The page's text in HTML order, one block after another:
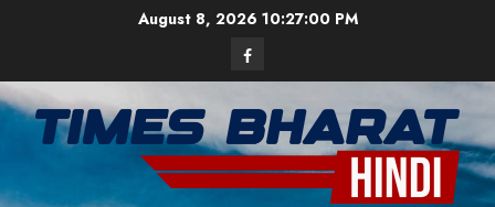
August 8, 202610:27:01 PM
Facebook